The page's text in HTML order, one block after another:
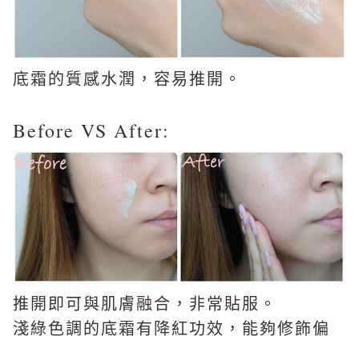
底霜的質感水潤，容易推開。
Before VS After:
推開即可與肌膚融合，非常貼服。
淺綠色調的底霜有降紅功效，能夠修飾偏